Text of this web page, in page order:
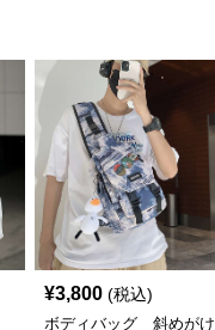
¥3,800 (税込)
ボディバッグ 斜めがけ